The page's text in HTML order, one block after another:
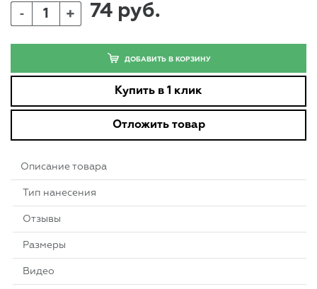
- + 74 руб.
ДОБАВИТЬ В КОРЗИНУ
Купить в 1 клик
Отложить товар
Описание товара
Тип нанесения
Отзывы
Размеры
Видео